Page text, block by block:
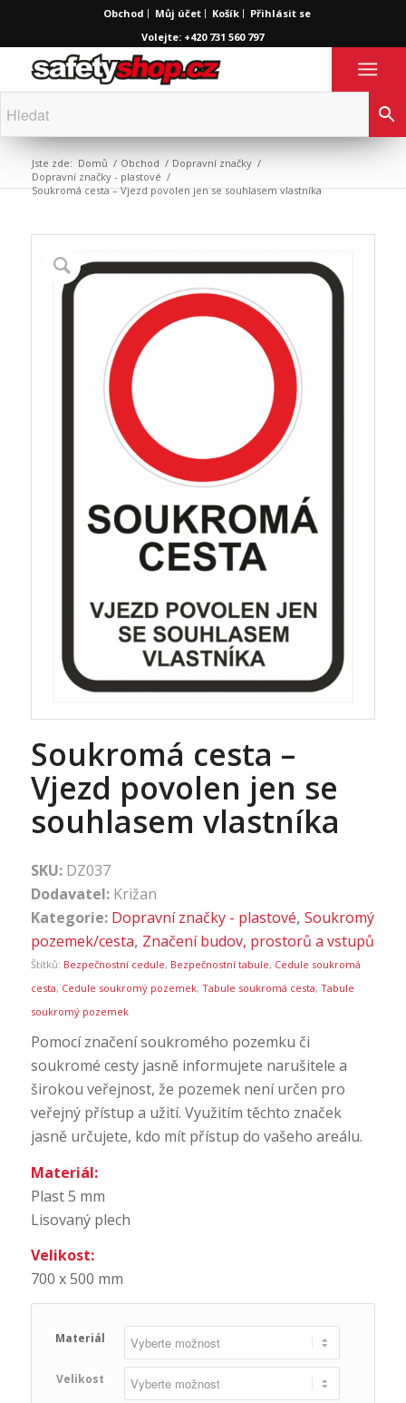
Obchod Můj účet Košík
Přihlásit se
Volejte: +420 731 560 797
Jste zde: Domů / Obchod / Dopravní značky /
Dopravní značky - plastové /
Soukromá cesta – Vjezd povolen jen se souhlasem vlastníka
Soukromá cesta –
Vjezd povolen jen se
souhlasem vlastníka
SKU: DZ037
Dodavatel: Križan
Kategorie: Dopravní značky - plastové, Soukromý
pozemek/cesta, Značení budov, prostorů a vstupů
Štítků: Bezpečnostní cedule, Bezpečnostní tabule, Cedule soukromá
cesta, Cedule soukromý pozemek, Tabule soukromá cesta, Tabule
soukromý pozemek
Pomocí značení soukromého pozemku či
soukromé cesty jasně informujete narušitele a
širokou veřejnost, že pozemek není určen pro
veřejný přístup a užití. Využitím těchto značek
jasně určujete, kdo mít přístup do vašeho areálu.
Materiál:
Plast 5 mm
Lisovaný plech
Velikost:
700 x 500 mm
Materiál
Velikost